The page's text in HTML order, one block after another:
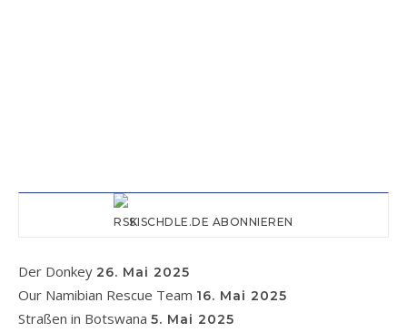
KISCHDLE.DE ABONNIEREN
Der Donkey 26. Mai 2025
Our Namibian Rescue Team 16. Mai 2025
Straßen in Botswana 5. Mai 2025